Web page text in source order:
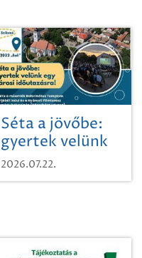
Séta a jövőbe:
gyertek velünk
egy városi
időutazásra!
2026.07.22.